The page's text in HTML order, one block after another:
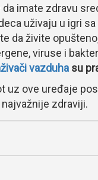
imate zdravu
uživaju u igri
da živite
viruse i
vazduha su
uz ove uređaje
zdraviji.